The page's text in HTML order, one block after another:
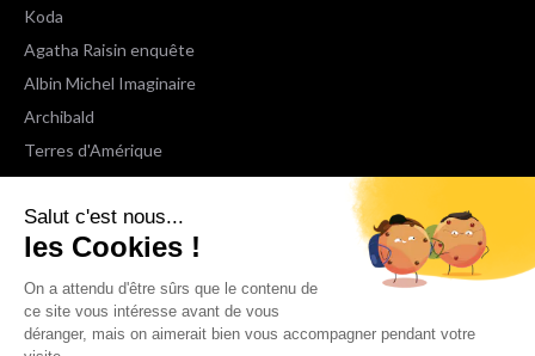
Salut c'est nous...
les Cookies !
On a attendu d'être sûrs que le contenu de
ce site vous intéresse avant de vous
déranger, mais on aimerait bien vous accompagner pendant votre
Koda
Agatha Raisin enquête
Albin Michel Imaginaire
Archibald
Terres d'Amérique
Espaces Libres Poche
NOX
Wiz
Voir toutes les collections
Nous suivre